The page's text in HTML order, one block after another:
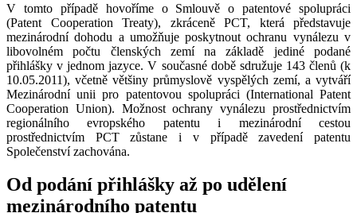
V tomto případě hovoříme o Smlouvě o patentové spolupráci
(Patent Cooperation Treaty), zkráceně PCT, která představuje
mezinárodní dohodu a umožňuje poskytnout ochranu vynálezu v
libovolném počtu členských zemí na základě jediné podané
přihlášky v jednom jazyce. V současné době sdružuje 143 členů (k
10.05.2011), včetně většiny průmyslově vyspělých zemí, a vytváří
Mezinárodní unii pro patentovou spolupráci (International Patent
Cooperation Union). Možnost ochrany vynálezu prostřednictvím
regionálního evropského patentu i mezinárodní cestou
prostřednictvím PCT zůstane i v případě zavedení patentu
Společenství zachována.
Od podání přihlášky až po udělení
mezinárodního patentu